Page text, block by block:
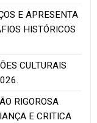
E APRESENTA
HISTÓRICOS
CULTURAIS
RIGOROSA
E CRITICA